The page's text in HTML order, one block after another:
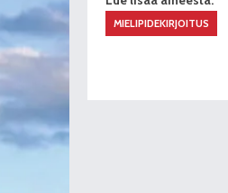
MIELIPIDEKIRJOITUS